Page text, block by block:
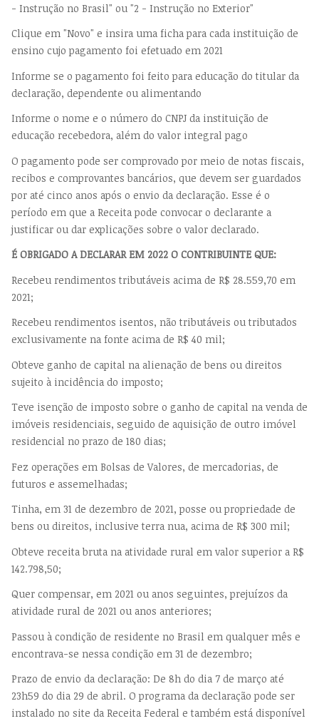
- Instrução no Brasil" ou "2 - Instrução no Exterior"
Clique em "Novo" e insira uma ficha para cada instituição de
ensino cujo pagamento foi efetuado em 2021
Informe se o pagamento foi feito para educação do titular da
declaração, dependente ou alimentando
Informe o nome e o número do CNPJ da instituição de
educação recebedora, além do valor integral pago
O pagamento pode ser comprovado por meio de notas fiscais,
recibos e comprovantes bancários, que devem ser guardados
por até cinco anos após o envio da declaração. Esse é o
período em que a Receita pode convocar o declarante a
justificar ou dar explicações sobre o valor declarado.
É OBRIGADO A DECLARAR EM 2022 O CONTRIBUINTE QUE:
Recebeu rendimentos tributáveis acima de R$ 28.559,70 em
2021;
Recebeu rendimentos isentos, não tributáveis ou tributados
exclusivamente na fonte acima de R$ 40 mil;
Obteve ganho de capital na alienação de bens ou direitos
sujeito à incidência do imposto;
Teve isenção de imposto sobre o ganho de capital na venda de
imóveis residenciais, seguido de aquisição de outro imóvel
residencial no prazo de 180 dias;
Fez operações em Bolsas de Valores, de mercadorias, de
futuros e assemelhadas;
Tinha, em 31 de dezembro de 2021, posse ou propriedade de
bens ou direitos, inclusive terra nua, acima de R$ 300 mil;
Obteve receita bruta na atividade rural em valor superior a R$
142.798,50;
Quer compensar, em 2021 ou anos seguintes, prejuízos da
atividade rural de 2021 ou anos anteriores;
Passou à condição de residente no Brasil em qualquer mês e
encontrava-se nessa condição em 31 de dezembro;
Prazo de envio da declaração: De 8h do dia 7 de março até
23h59 do dia 29 de abril. O programa da declaração pode ser
instalado no site da Receita Federal e também está disponível